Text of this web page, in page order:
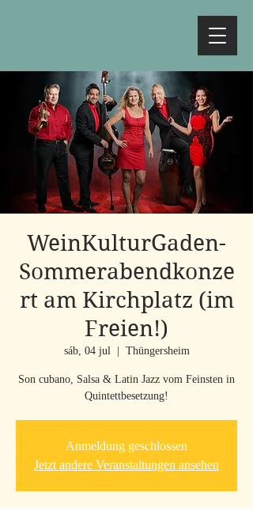
WeinKulturGaden-
Sommerabendkonze
rt am Kirchplatz (im
Freien!)
sáb, 04 jul
  |
Thüngersheim
Son cubano, Salsa & Latin Jazz vom Feinsten in
Quintettbesetzung!
Anmeldung geschlossen
Jetzt andere Veranstaltungen ansehen